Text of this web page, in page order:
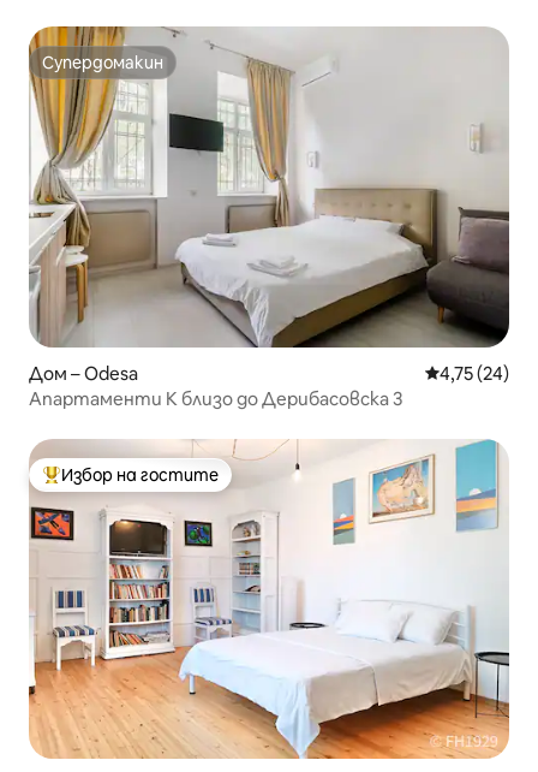
Супердомакин
Супердомакин
Дом – Odesa Средна
4,75 (24)
Апартаменти K близо до Дерибасовска 3
Най-популярен избор на гостите
Избор на гостите